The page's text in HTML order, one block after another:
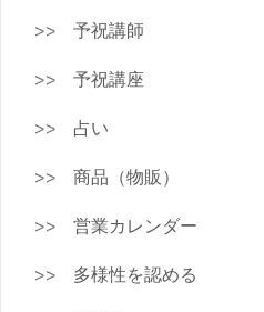
予祝講師
予祝講座
占い
商品（物販）
営業カレンダー
多様性を認める